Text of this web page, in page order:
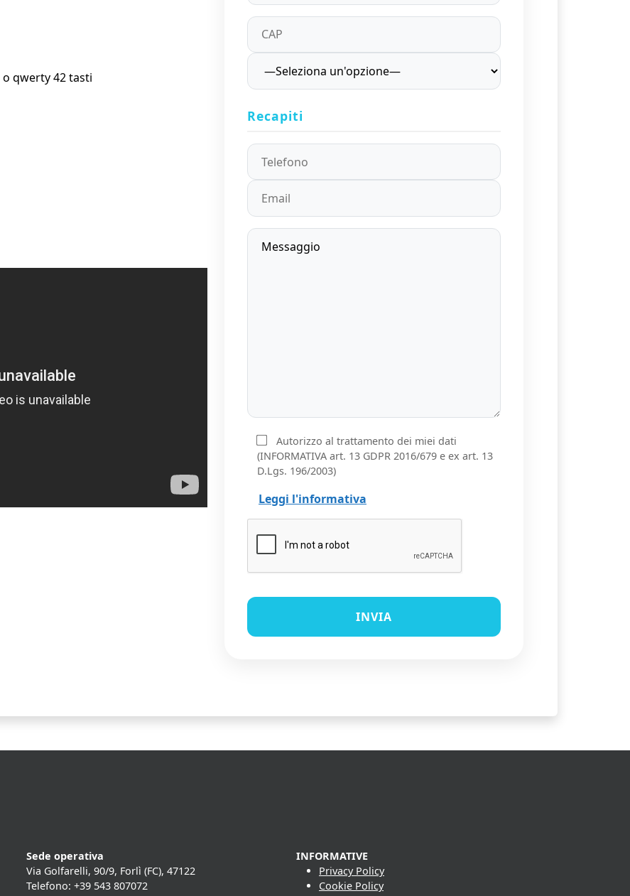
qwerty 42 tasti
Recapiti
Autorizzo al trattamento dei miei dati
(INFORMATIVA art. 13 GDPR 2016/679 e ex art. 13
D.Lgs. 196/2003)
Leggi l'informativa
Sede operativa
Via Golfarelli, 90/9, Forlì (FC), 47122
Telefono: +39 543 807072
INFORMATIVE
Privacy Policy
Cookie Policy